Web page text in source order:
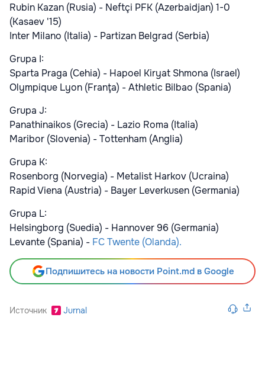
Rubin Kazan (Rusia) - Neftçi PFK (Azerbaidjan) 1-0
(Kasaev '15)
Inter Milano (Italia) - Partizan Belgrad (Serbia)
Grupa I:
Sparta Praga (Cehia) - Hapoel Kiryat Shmona (Israel)
Olympique Lyon (Franţa) - Athletic Bilbao (Spania)
Grupa J:
Panathinaikos (Grecia) - Lazio Roma (Italia)
Maribor (Slovenia) - Tottenham (Anglia)
Grupa K:
Rosenborg (Norvegia) - Metalist Harkov (Ucraina)
Rapid Viena (Austria) - Bayer Leverkusen (Germania)
Grupa L:
Helsingborg (Suedia) - Hannover 96 (Germania)
Levante (Spania) - FC Twente (Olanda).
Подпишитесь на новости Point.md в Google
Источник Jurnal